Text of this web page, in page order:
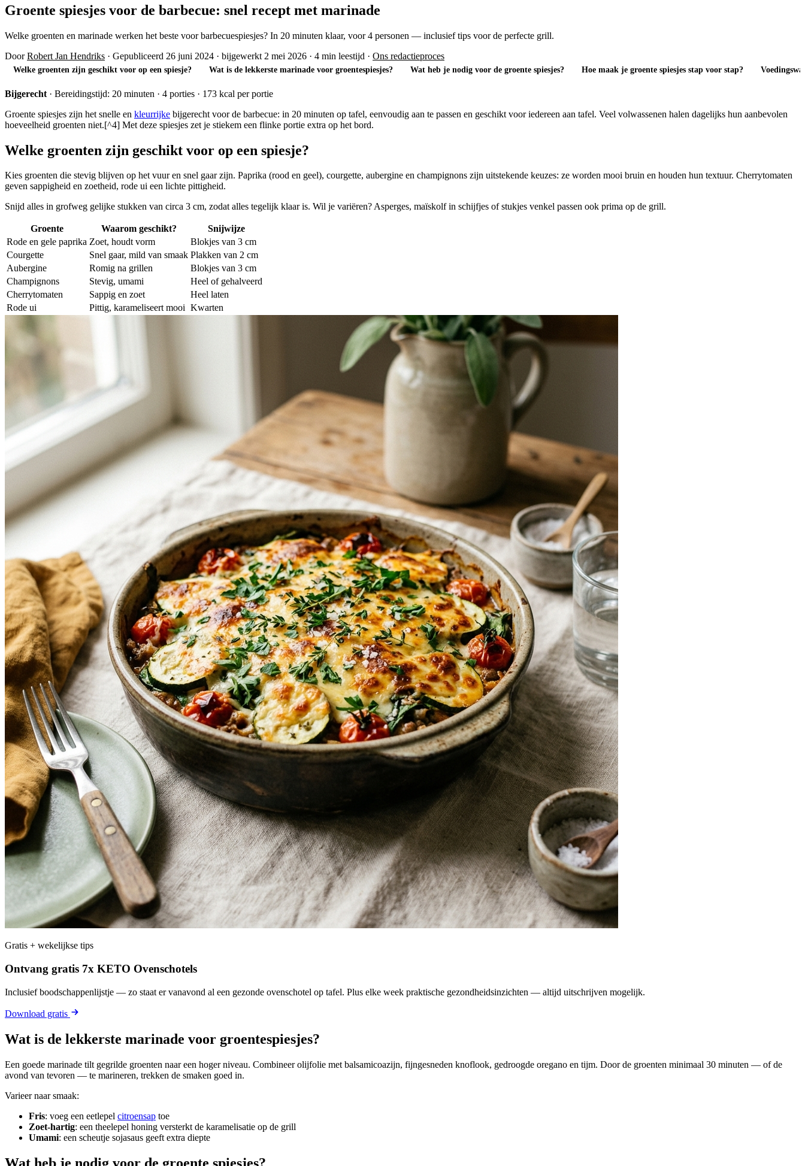
Groente spiesjes voor de barbecue: snel recept met marinade
Welke groenten en marinade werken het beste voor barbecuespiesjes? In 20 minuten klaar, voor 4 personen — inclusief tips voor de perfecte grill.
DoorRobert Jan Hendriks · Gepubliceerd 26 juni 2024 · bijgewerkt 2 mei 2026 · 4 min leestijd · Ons redactieproces
Welke groenten zijn geschikt voor op een spiesje? Wat is de lekkerste marinade voor groentespiesjes? Wat heb je nodig voor de groente spiesjes? Hoe maak je groente spiesjes stap voor stap?
Bijgerecht · Bereidingstijd: 20 minuten · 4 porties · 173 kcal per portie
Groente spiesjes zijn het snelle en kleurrijke bijgerecht voor de barbecue: in 20 minuten op tafel, eenvoudig aan te passen en geschikt voor iedereen aan tafel. Veel volwassenen halen dagelijks hun aanbevolen
hoeveelheid groenten niet.[^4] Met deze spiesjes zet je stiekem een flinke portie extra op het bord.
Welke groenten zijn geschikt voor op een spiesje?
Kies groenten die stevig blijven op het vuur en snel gaar zijn. Paprika (rood en geel), courgette, aubergine en champignons zijn uitstekende keuzes: ze worden mooi bruin en houden hun textuur. Cherrytomaten
geven sappigheid en zoetheid, rode ui een lichte pittigheid.
Snijd alles in grofweg gelijke stukken van circa 3 cm, zodat alles tegelijk klaar is. Wil je variëren? Asperges, maïskolf in schijfjes of stukjes venkel passen ook prima op de grill.
Groente Waarom geschikt?
Snijwijze
Rode en gele paprika Zoet, houdt vorm
Blokjes van 3 cm
Courgette
Snel gaar, mild van smaak Plakken van 2 cm
Aubergine
Romig na grillen
Blokjes van 3 cm
Champignons
Stevig, umami
Heel of gehalveerd
Cherrytomaten
Sappig en zoet
Heel laten
Rode ui
Pittig, karameliseert mooi Kwarten
Gratis + wekelijkse tips
Ontvang gratis 7x KETO Ovenschotels
Inclusief boodschappenlijstje — zo staat er vanavond al een gezonde ovenschotel op tafel. Plus elke week praktische gezondheidsinzichten — altijd uitschrijven mogelijk.
Download gratis
Wat is de lekkerste marinade voor groentespiesjes?
Een goede marinade tilt gegrilde groenten naar een hoger niveau. Combineer olijfolie met balsamicoazijn, fijngesneden knoflook, gedroogde oregano en tijm. Door de groenten minimaal 30 minuten — of de
avond van tevoren — te marineren, trekken de smaken goed in.
Varieer naar smaak:
Fris: voeg een eetlepel citroensap toe
Zoet-hartig: een theelepel honing versterkt de karamelisatie op de grill
Umami: een scheutje sojasaus geeft extra diepte
Wat heb je nodig voor de groente spiesjes?